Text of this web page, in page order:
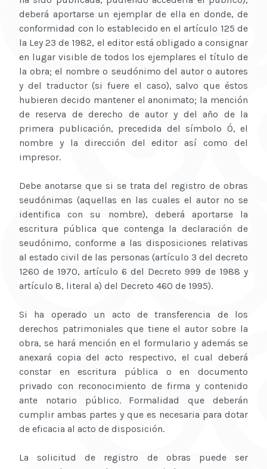
deberá aportarse un ejemplar de ella en donde, de
conformidad con lo establecido en el artículo 125 de
la Ley 23 de 1982, el editor está obligado a consignar
en lugar visible de todos los ejemplares el título de
la obra; el nombre o seudónimo del autor o autores
y del traductor (si fuere el caso), salvo que éstos
hubieren decido mantener el anonimato; la mención
de reserva de derecho de autor y del año de la
primera publicación, precedida del símbolo Ó, el
nombre y la dirección del editor así como del
impresor.
Debe anotarse que si se trata del registro de obras
seudónimas (aquellas en las cuales el autor no se
identifica con su nombre), deberá aportarse la
escritura pública que contenga la declaración de
seudónimo, conforme a las disposiciones relativas
al estado civil de las personas (artículo 3 del decreto
1260 de 1970, artículo 6 del Decreto 999 de 1988 y
artículo 8, literal a) del Decreto 460 de 1995).
Si ha operado un acto de transferencia de los
derechos patrimoniales que tiene el autor sobre la
obra, se hará mención en el formulario y además se
anexará copia del acto respectivo, el cual deberá
constar en escritura pública o en documento
privado con reconocimiento de firma y contenido
ante notario público. Formalidad que deberán
cumplir ambas partes y que es necesaria para dotar
de eficacia al acto de disposición.
La solicitud de registro de obras puede ser